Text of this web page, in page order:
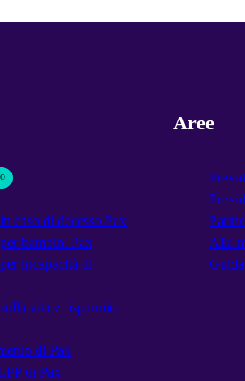
caso di decesso Pax
bambini Pax
incapacità di
vita e risparmio
di Pax
di Pax
Aree
Alla
Guida